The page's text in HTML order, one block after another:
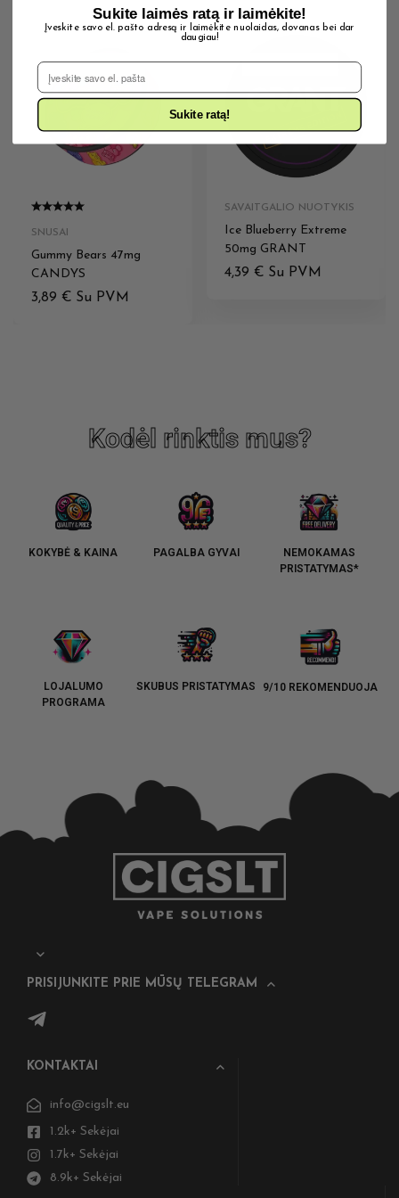
IŠPARDUOTA
SNUSAI
Gummy Bears 47mg
CANDYS
3,89 € Su PVM
IŠPARDUOTA
SAVAITGALIO NUOTYKIS
Ice Blueberry Extreme
50mg GRANT
4,39 € Su PVM
Kodėl rinktis mus?
KOKYBĖ & KAINA PAGALBA GYVAI
NEMOKAMAS
PRISTATYMAS*
LOJALUMO
PROGRAMA
SKUBUS PRISTATYMAS 9/10 REKOMENDUOJA
PRISIJUNKITE PRIE MŪSŲ TELEGRAM
KONTAKTAI
info@cigslt.eu
1.2k+ Sekėjai
1.7k+ Sekėjai
8.9k+ Sekėjai
Sukite laimės ratą ir laimėkite!
Įveskite savo el. pašto adresą ir laimėkite nuolaidas, dovanas bei dar
daugiau!
El. Pašto adresas
Sukite ratą!